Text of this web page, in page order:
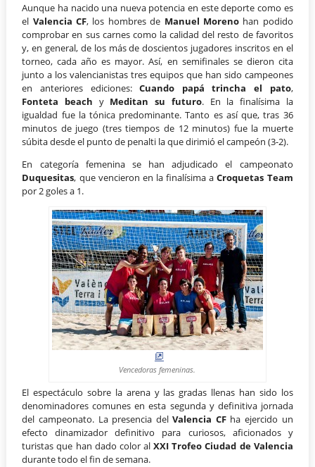
Aunque ha nacido una nueva potencia en este deporte como es
el Valencia CF, los hombres de Manuel Morenohan podido
comprobar en sus carnes como la calidad del resto de favoritos
y, en general, de los más de doscientos jugadores inscritos en el
torneo, cada año es mayor. Así, en semifinales se dieron cita
junto a los valencianistas tres equipos que han sido campeones
en anteriores ediciones:Cuando papá trincha el pato,
Fonteta beach y Meditan su futuro. En la finalísima la
igualdad fue la tónica predominante. Tanto es así que, tras 36
minutos de juego (tres tiempos de 12 minutos) fue la muerte
súbita desde el punto de penalti la que dirimió el campeón (3-2).
En categoría femenina se han adjudicado el campeonato
Duquesitas, que vencieron en la finalísima aCroquetas Team
por 2 goles a 1.
Vencedoras femeninas.
El espectáculo sobre la arena y las gradas llenas han sido los
denominadores comunes en esta segunda y definitiva jornada
del campeonato. La presencia delValencia CFha ejercido un
efecto dinamizador definitivo para curiosos, aficionados y
turistas que han dado color alXXI Trofeo Ciudad de Valencia
durante todo el fin de semana.